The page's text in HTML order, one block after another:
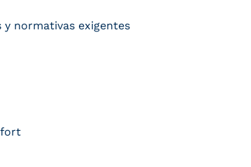
normativas exigentes